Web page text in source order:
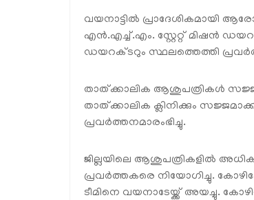
വയനാട്ടിൽ പ്രാദേശികമായി
എൻ.എച്ച്.എം. സ്റ്റേറ്റ് മിഷൻ
ഡയറക്ടറും സ്ഥലത്തെത്തി
താത്ക്കാലിക ആശുപത്രികൾ
താത്ക്കാലിക ക്ലിനിക്കും
പ്രവർത്തനമാരംഭിച്ചു.
ജില്ലയിലെ ആശുപത്രികളിൽ
പ്രവർത്തകരെ നിയോഗിച്ചു.
ടീമിനെ വയനാടേയ്ക്ക് അയച്ചു.